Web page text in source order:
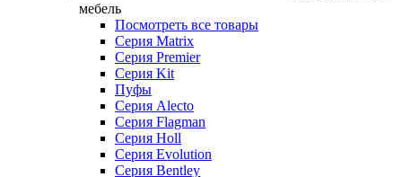
мебель
Посмотреть все товары
Серия Matrix
Серия Premier
Серия Kit
Пуфы
Серия Alecto
Серия Flagman
Серия Holl
Серия Evolution
Серия Bentley